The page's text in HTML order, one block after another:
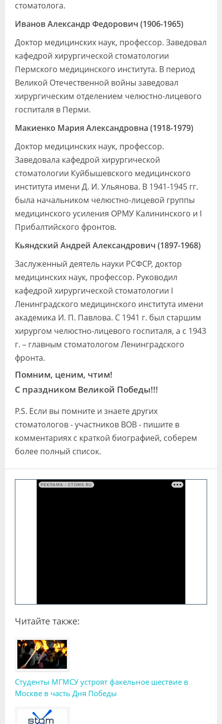
стоматолога.
Иванов Александр Федорович (1906-1965)
Доктор медицинских наук, профессор. Заведовал
кафедрой хирургической стоматологии
Пермского медицинского института. В период
Великой Отечественной войны заведовал
хирургическим отделением челюстно-лицевого
госпиталя в Перми.
Макиенко Мария Александровна (1918-1979)
Доктор медицинских наук, профессор.
Заведовала кафедрой хирургической
стоматологии Куйбышевского медицинского
института имени Д. И. Ульянова. В 1941-1945 гг.
была начальником челюстно-лицевой группы
медицинского усиления ОРМУ Калининского и I
Прибалтийского фронтов.
Кьяндский Андрей Александрович (1897-1968)
Заслуженный деятель науки РСФСР, доктор
медицинских наук, профессор. Руководил
кафедрой хирургической стоматологии I
Ленинградского медицинского института имени
академика И. П. Павлова. С 1941 г. был старшим
хирургом челюстно-лицевого госпиталя, а с 1943
г. – главным стоматологом Ленинградского
фронта.
Помним, ценим, чтим!
С праздником Великой Победы!!!
P.S. Если вы помните и знаете других
стоматологов - участников ВОВ - пишите в
комментариях с краткой биографией, соберем
более полный список.
РЕКЛАМА • STOMX.RU
Читайте также:
Студенты МГМСУ устроят факельное шествие в
Москве в часть Дня Победы